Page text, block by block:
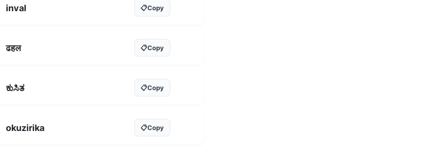
inval 📋Copy
ढहल 📋Copy
ಕುಸಿತ 📋Copy
okuzirika 📋Copy